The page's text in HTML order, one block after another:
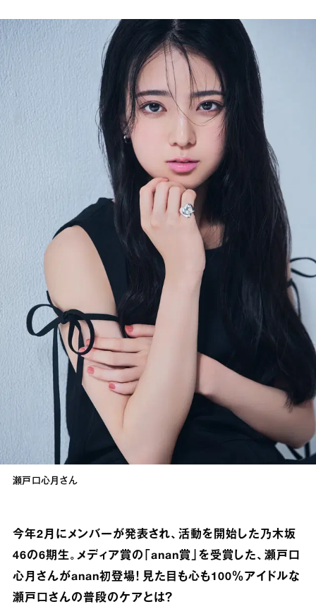
瀬戸口心月さん
今年2月にメンバーが発表され、活動を開始した乃木坂
46の6期生。メディア賞の「anan賞」を受賞した、瀬戸口
心月さんがanan初登場！ 見た目も心も100％アイドルな
瀬戸口さんの普段のケアとは？